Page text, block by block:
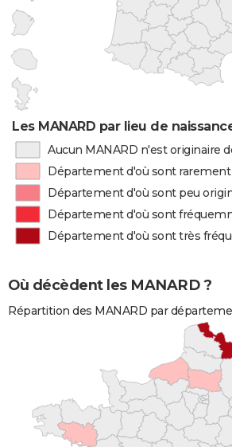
Les MANARD par lieu de
Aucun MANARD n'est originaire
Département d'où sont
Département d'où sont peu
Département d'où sont
Département d'où sont très
Où décèdent les MANARD ?
Répartition des MANARD par